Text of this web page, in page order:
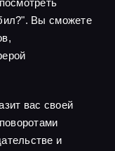
Вы сможете
вас своей
и